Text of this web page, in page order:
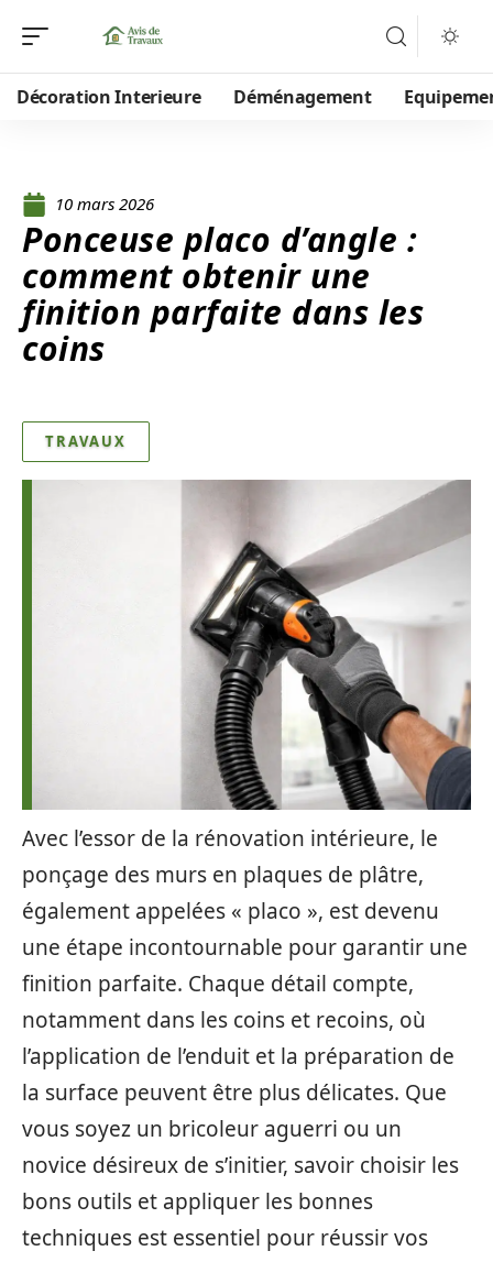
Décoration Interieure Déménagement
10 mars 2026
Ponceuse placo d’angle :
comment obtenir une
finition parfaite dans les
coins
TRAVAUX
Avec l’essor de la rénovation intérieure, le
ponçage des murs en plaques de plâtre,
également appelées « placo », est devenu
une étape incontournable pour garantir une
finition parfaite. Chaque détail compte,
notamment dans les coins et recoins, où
l’application de l’enduit et la préparation de
la surface peuvent être plus délicates. Que
vous soyez un bricoleur aguerri ou un
novice désireux de s’initier, savoir choisir les
bons outils et appliquer les bonnes
techniques est essentiel pour réussir vos